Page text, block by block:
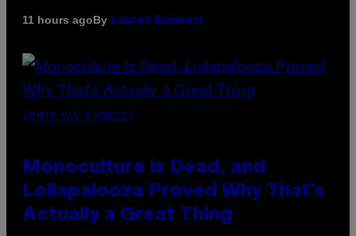
11 hours agoBy Lauren Boisvert
(PHOTO VIA T-MOBILE)
Monoculture is Dead, and
Lollapalooza Proved Why That’s
Actually a Great Thing